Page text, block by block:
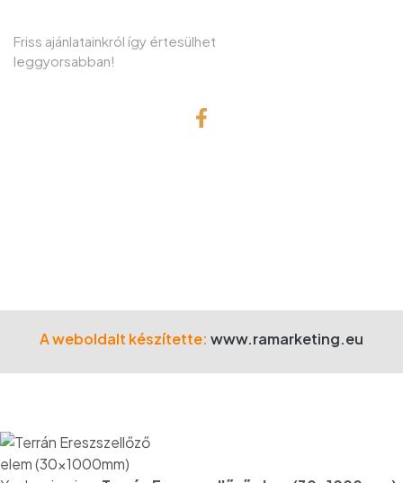
Friss ajánlatainkról így értesülhet
leggyorsabban!
A weboldalt készítette: www.ramarketing.eu